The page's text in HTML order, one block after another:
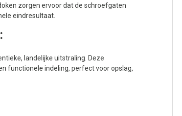
zorgen ervoor dat de schroefgaten
eindresultaat.
landelijke uitstraling. Deze
functionele indeling, perfect voor opslag,